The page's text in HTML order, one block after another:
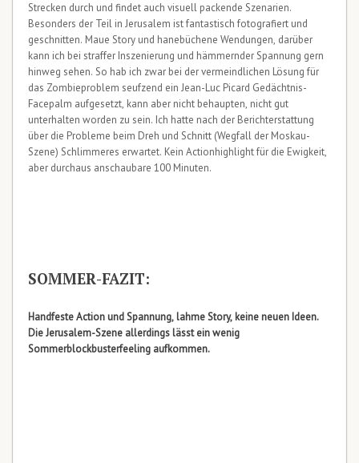
Strecken durch und findet auch visuell packende Szenarien.
Besonders der Teil in Jerusalem ist fantastisch fotografiert und
geschnitten. Maue Story und hanebüchene Wendungen, darüber
kann ich bei straffer Inszenierung und hämmernder Spannung gern
hinweg sehen. So hab ich zwar bei der vermeindlichen Lösung für
das Zombieproblem seufzend ein Jean-Luc Picard Gedächtnis-
Facepalm aufgesetzt, kann aber nicht behaupten, nicht gut
unterhalten worden zu sein. Ich hatte nach der Berichterstattung
über die Probleme beim Dreh und Schnitt (Wegfall der Moskau-
Szene) Schlimmeres erwartet. Kein Actionhighlight für die Ewigkeit,
aber durchaus anschaubare 100 Minuten.
SOMMER-FAZIT:
Handfeste Action und Spannung, lahme Story, keine neuen Ideen.
Die Jerusalem-Szene allerdings lässt ein wenig
Sommerblockbusterfeeling aufkommen.